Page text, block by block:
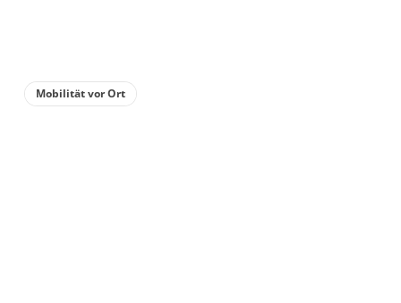
Mobilität vor Ort